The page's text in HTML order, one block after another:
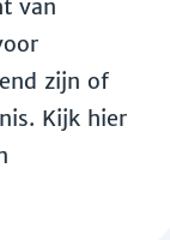
van
zijn of
Kijk hier